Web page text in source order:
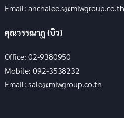
Email: anchalee.s@miwgroup.co.th
คุณวรรณาฏ (บิว)
Office: 02-9380950
Mobile: 092-3538232
Email: sale@miwgroup.co.th